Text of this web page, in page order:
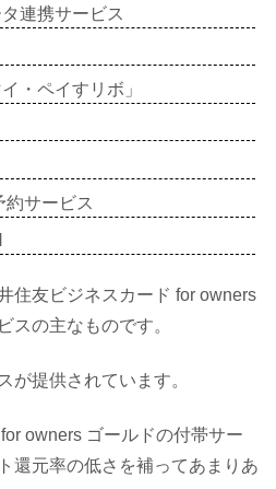
連携サービス
・ペイすリボ」
サービス
住友ビジネスカード for owners
スの主なものです。
が提供されています。
owners ゴールドの付帯サー
還元率の低さを補ってあまりあ